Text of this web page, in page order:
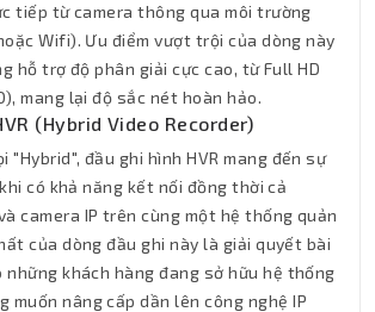
tiếp từ camera thông qua môi trường
Wifi). Ưu điểm vượt trội của dòng này
hỗ trợ độ phân giải cực cao, từ Full HD
mang lại độ sắc nét hoàn hảo.
(Hybrid Video Recorder)
"Hybrid", đầu ghi hình HVR mang đến sự
có khả năng kết nối đồng thời cả
camera IP trên cùng một hệ thống quản
của dòng đầu ghi này là giải quyết bài
khách hàng đang sở hữu hệ thống
muốn nâng cấp dần lên công nghệ IP